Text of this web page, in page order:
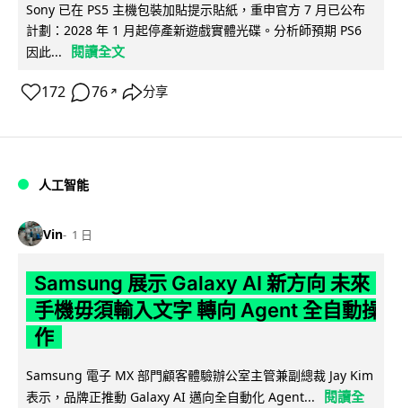
Sony 已在 PS5 主機包裝加貼提示貼紙，重申官方 7 月已公布
計劃：2028 年 1 月起停產新遊戲實體光碟。分析師預期 PS6
因此...
閱讀全文
172 76 ↗ 分享
人工智能
Vin 1 日
Samsung 展示 Galaxy AI 新方向 未來
手機毋須輸入文字 轉向 Agent 全自動操
作
Samsung 電子 MX 部門顧客體驗辦公室主管兼副總裁 Jay Kim
表示，品牌正推動 Galaxy AI 邁向全自動化 Agent...
閱讀全